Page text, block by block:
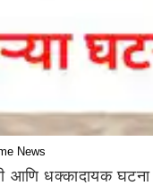
News
आणि धक्कादायक